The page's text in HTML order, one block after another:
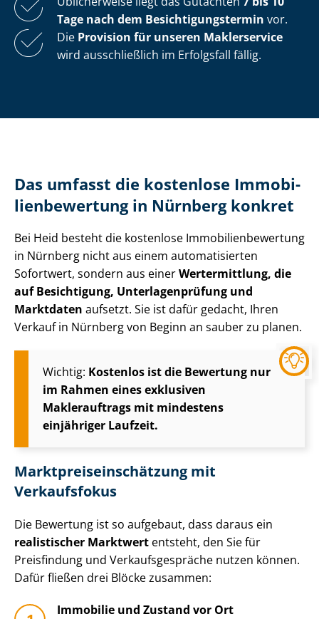
Tage nach dem Be­sich­ti­gungs­ter­min vor.
Die Provision für unseren Maklerservice
wird ausschließlich im Erfolgsfall fällig.
Das umfasst die kostenlose Im­mo­bi­
li­en­be­wer­tung in Nürnberg konkret
Bei Heid besteht die kostenlose Im­mo­bi­li­en­be­wer­tung
in Nürnberg nicht aus einem automatisierten
Sofortwert, sondern aus einerWertermittlung, die
auf Besichtigung, Un­ter­la­gen­prü­fung und
Marktdaten aufsetzt. Sie ist dafür gedacht, Ihren
Verkauf in Nürnberg von Beginn an sauber zu planen.
Wichtig: Kostenlos ist die Bewertung nur
im Rahmen eines exklusiven
Maklerauftrags mit mindestens
einjähriger Laufzeit.
Markt­preis­ein­schät­zung mit
Verkaufsfokus
Die Bewertung ist so aufgebaut, dass daraus ein
realistischer Marktwert entsteht, den Sie für
Preisfindung und Ver­kaufs­ge­sprä­che nutzen können.
Dafür fließen drei Blöcke zusammen:
Immobilie und Zustand vor Ort